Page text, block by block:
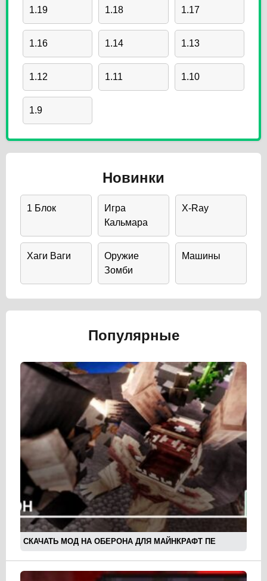
1.19 1.18 1.17
1.16 1.14 1.13
1.12 1.11 1.10
1.9
Новинки
1 Блок
Игра
Кальмара
X-Ray
Хаги Ваги
Оружие
Зомби
Машины
Популярные
СКАЧАТЬ МОД НА ОБЕРОНА ДЛЯ МАЙНКРАФТ ПЕ